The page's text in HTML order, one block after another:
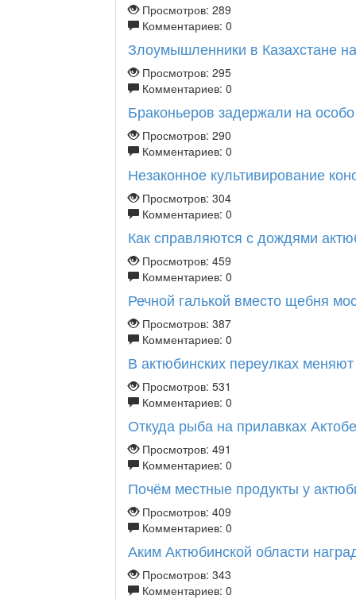
Просмотров: 289
Комментариев: 0
Злоумышленники в Казахстане
Просмотров: 295
Комментариев: 0
Браконьеров задержали на
Просмотров: 290
Комментариев: 0
Незаконное культивирование
Просмотров: 304
Комментариев: 0
Как справляются с дождями
Просмотров: 459
Комментариев: 0
Речной галькой вместо щебня
Просмотров: 387
Комментариев: 0
В актюбинских переулках
Просмотров: 531
Комментариев: 0
Откуда рыба на прилавках Актобе
Просмотров: 491
Комментариев: 0
Почём местные продукты у
Просмотров: 409
Комментариев: 0
Аким Актюбинской области
Просмотров: 343
Комментариев: 0